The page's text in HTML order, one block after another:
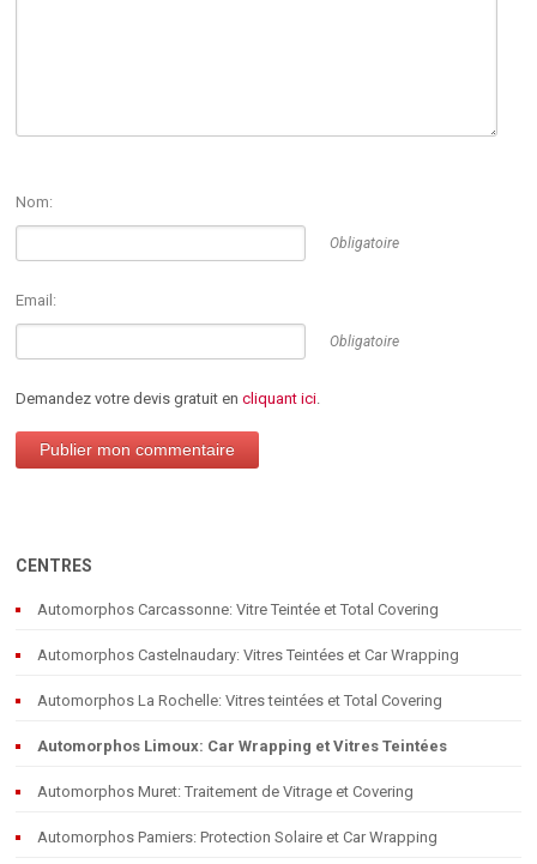
Nom:
Obligatoire
Email:
Obligatoire
Demandez votre devis gratuit encliquant ici
CENTRES
Automorphos Carcassonne: Vitre Teintée et Total Covering
Automorphos Castelnaudary: Vitres Teintées et Car Wrapping
Automorphos La Rochelle: Vitres teintées et Total Covering
Automorphos Limoux: Car Wrapping et Vitres Teintées
Automorphos Muret: Traitement de Vitrage et Covering
Automorphos Pamiers: Protection Solaire et Car Wrapping